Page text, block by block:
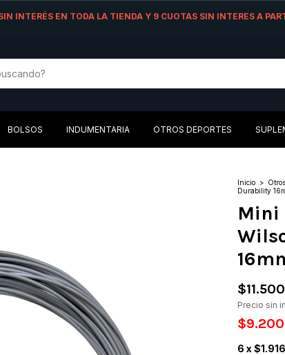
INTERÉS EN TODA LA TIENDA Y 9 CUOTAS SIN INTERES A
BOLSOS INDUMENTARIA OTROS DEPORTES
Inicio >
Durability
Mini
Precio sin
6 x